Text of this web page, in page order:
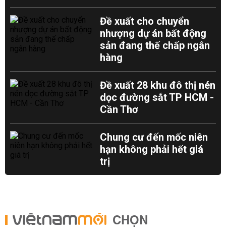
Đề xuất cho chuyển
nhượng dự án bất động
sản đang thế chấp ngân
hàng
Đề xuất 28 khu đô thị nén
dọc đường sắt TP HCM -
Cần Thơ
Chung cư đến mốc niên
hạn không phải hết giá
trị
CHỌN